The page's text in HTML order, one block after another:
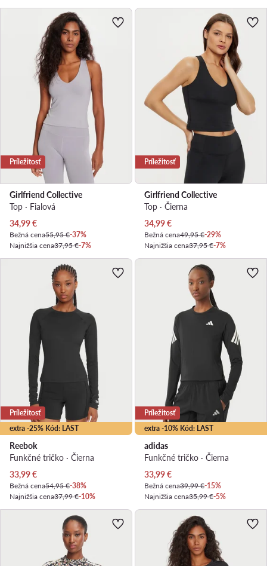
Príležitosť
Girlfriend Collective
Top · Fialová
Aktuálna cena
34,99€
Bežná cena55,95 €-37%
Najnižšia cena37,95 €-7%
Príležitosť
Girlfriend Collective
Top · Čierna
Aktuálna cena
34,99€
Bežná cena49,95 €-29%
Najnižšia cena37,95 €-7%
extra -25% Kód: LAST
Príležitosť
Reebok
Funkčné tričko · Čierna
Aktuálna cena
33,99€
Bežná cena54,95 €-38%
Najnižšia cena37,99 €-10%
extra -10% Kód: LAST
Príležitosť
adidas
Funkčné tričko · Čierna
Aktuálna cena
33,99€
Bežná cena39,99 €-15%
Najnižšia cena35,99 €-5%